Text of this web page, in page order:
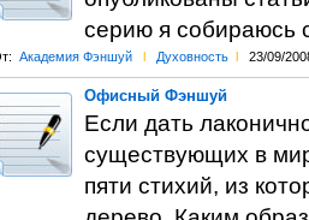
серию я собираюсь
Академия Фэншуй l Духовность l 23/09/
Офисный Фэншуй
Если дать
существующих в
пяти стихий, из